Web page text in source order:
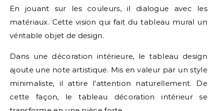
En jouant sur les couleurs, il dialogue avec les
matériaux. Cette vision qui fait du tableau mural un
véritable objet de design.
Dans une décoration intérieure, le tableau design
ajoute une note artistique. Mis en valeur par un style
minimaliste, il attire l’attention naturellement. De
cette façon, le tableau décoration intérieur se